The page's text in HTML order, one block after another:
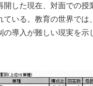
開した現在、対面での授
ている。教育の世界では
の導入が難しい現実を示